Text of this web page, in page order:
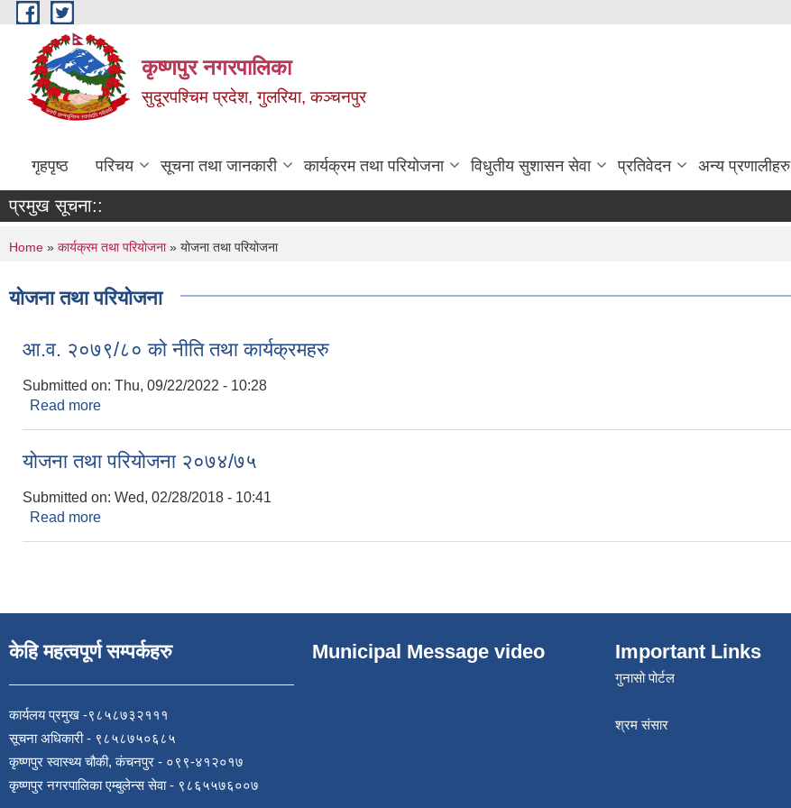
Skip to main content
कृष्णपुर नगरपालिका
सुदूरपश्चिम प्रदेश, गुलरिया, कञ्चनपुर
गृहपृष्ठ परिचय सूचना तथा जानकारी कार्यक्रम तथा परियोजना विधुतीय सुशासन सेवा प्रतिवेदन अन्य प्रणालीहरु
प्रमुख सूचना::
You are here
Home » कार्यक्रम तथा परियोजना» योजना तथा परियोजना
योजना तथा परियोजना
आ.व. २०७९/८० को नीति तथा कार्यक्रमहरु
Submitted on: Thu, 09/22/2022 - 10:28
Read more
योजना तथा परियोजना २०७४/७५
Submitted on: Wed, 02/28/2018 - 10:41
Read more
केहि महत्वपूर्ण सम्पर्कहरु
कार्यलय प्रमुख -९८५८७३२१११
सूचना अधिकारी - ९८५८७५०६८५
कृष्णपुर स्वास्थ्य चौकी, कंचनपुर - ०९९-४१२०१७
कृष्णपुर नगरपालिका एम्बुलेन्स सेवा - ९८६५५७६००७
Municipal Message video Important Links
गुनासो पोर्टल
श्रम संसार